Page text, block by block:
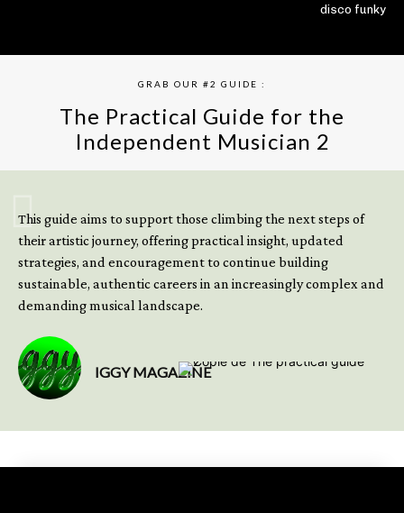
disco funky
GRAB OUR #2 GUIDE :
The Practical Guide for the
Independent Musician 2
This guide aims to support those climbing the next steps of
their artistic journey, offering practical insight, updated
strategies, and encouragement to continue building
sustainable, authentic careers in an increasingly complex and
demanding musical landscape.
IGGY MAGAZINE